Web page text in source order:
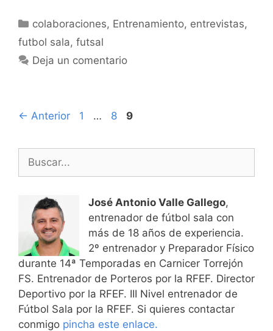
Categorías
colaboraciones, Entrenamiento, entrevistas,
futbol sala, futsal
Deja un comentario
Navegación
entradas
← Anterior Página
1 … Página
8 Página
9
José Antonio Valle Gallego,
entrenador de fútbol sala con
más de 18 años de experiencia.
2º entrenador y Preparador Físico
durante 14ª Temporadas en Carnicer Torrejón
FS. Entrenador de Porteros por la RFEF. Director
Deportivo por la RFEF. III Nivel entrenador de
Fútbol Sala por la RFEF. Si quieres contactar
conmigo pincha este enlace.